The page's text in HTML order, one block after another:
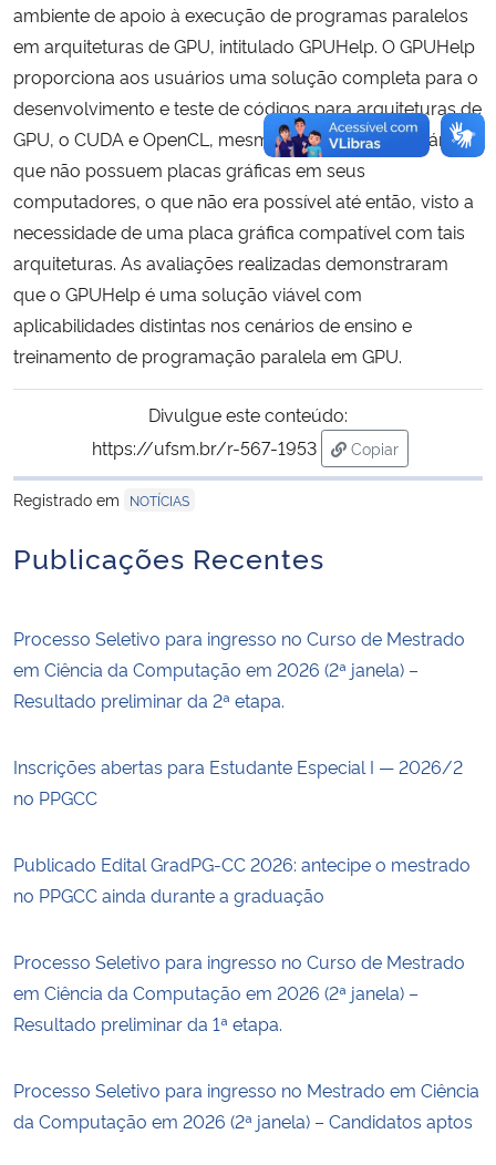
ambiente de apoio à execução de programas paralelos
em arquiteturas de GPU, intitulado GPUHelp. O GPUHelp
proporciona aos usuários uma solução completa para o
desenvolvimento e teste de códigos para arquiteturas de
GPU, o CUDA e OpenCL, mesmo para aqueles usuários
que não possuem placas gráficas em seus
computadores, o que não era possível até então, visto a
necessidade de uma placa gráfica compatível com tais
arquiteturas. As avaliações realizadas demonstraram
que o GPUHelp é uma solução viável com
aplicabilidades distintas nos cenários de ensino e
treinamento de programação paralela em GPU.
Divulgue este conteúdo:
https://ufsm.br/r-567-1953
Copiar
para área de
Registrado em
NOTÍCIAS
Publicações Recentes
Processo Seletivo para ingresso no Curso de Mestrado
em Ciência da Computação em 2026 (2ª janela) –
Resultado preliminar da 2ª etapa.
Inscrições abertas para Estudante Especial I — 2026/2
no PPGCC
Publicado Edital GradPG-CC 2026: antecipe o mestrado
no PPGCC ainda durante a graduação
Processo Seletivo para ingresso no Curso de Mestrado
em Ciência da Computação em 2026 (2ª janela) –
Resultado preliminar da 1ª etapa.
Processo Seletivo para ingresso no Mestrado em Ciência
da Computação em 2026 (2ª janela) – Candidatos aptos